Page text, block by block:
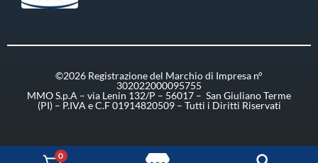
©2026 Registrazione del Marchio di Impresa n°
302022000095755
MMO S.p.A – via Lenin 132/P – 56017 – San Giuliano Terme
(PI) – P.IVA e C.F 01914820509 – Tutti i Diritti Riservati
0